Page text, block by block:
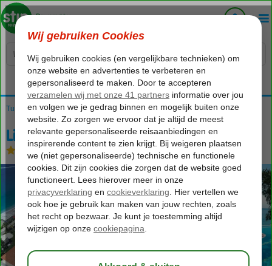
Voelt als thuiskomen...
Turkije Egeische kust Fethiye Oludeniz Liberty Hotels Lykia
Liberty Hotels Lykia
Ultra All Inclusive - Hotel